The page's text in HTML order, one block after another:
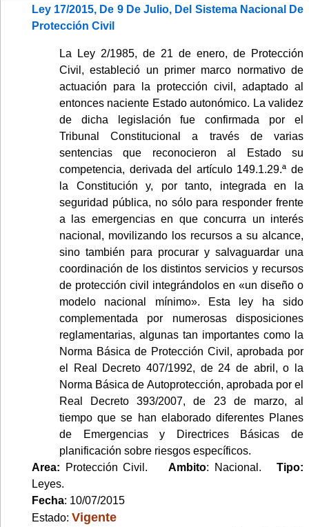
Ley 17/2015, De 9 De Julio, Del Sistema Nacional De
Protección Civil
La Ley 2/1985, de 21 de enero, de Protección
Civil, estableció un primer marco normativo de
actuación para la protección civil, adaptado al
entonces naciente Estado autonómico. La validez
de dicha legislación fue confirmada por el
Tribunal Constitucional a través de varias
sentencias que reconocieron al Estado su
competencia, derivada del artículo 149.1.29.ª de
la Constitución y, por tanto, integrada en la
seguridad pública, no sólo para responder frente
a las emergencias en que concurra un interés
nacional, movilizando los recursos a su alcance,
sino también para procurar y salvaguardar una
coordinación de los distintos servicios y recursos
de protección civil integrándolos en «un diseño o
modelo nacional mínimo». Esta ley ha sido
complementada por numerosas disposiciones
reglamentarias, algunas tan importantes como la
Norma Básica de Protección Civil, aprobada por
el Real Decreto 407/1992, de 24 de abril, o la
Norma Básica de Autoprotección, aprobada por el
Real Decreto 393/2007, de 23 de marzo, al
tiempo que se han elaborado diferentes Planes
de Emergencias y Directrices Básicas de
planificación sobre riesgos específicos.
Area: Protección Civil. Ambito: Nacional. Tipo:
Leyes.
Fecha: 10/07/2015
Estado: Vigente